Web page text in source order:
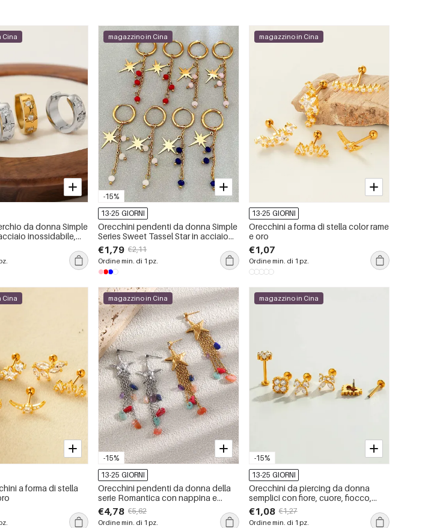
Cina
da donna Simple
inossidabile,
oro, con strass.
-15%
magazzino in Cina
13-25 GIORNI
Orecchini pendenti da donna Simple
Series Sweet Tassel Star in acciaio
inossidabile, impermeabili, colore
oro.
€1,79 €2,11
Ordine min. di 1 pz.
magazzino in Cina
13-25 GIORNI
Orecchini a forma di stella color rame
e oro
€1,07
Ordine min. di 1 pz.
Cina
a forma di stella
-15%
magazzino in Cina
13-25 GIORNI
Orecchini pendenti da donna della
serie Romantica con nappina e
stella marina, in acciaio inossidabile,
impermeabili, color oro.
€4,78 €5,62
Ordine min. di 1 pz.
-15%
magazzino in Cina
13-25 GIORNI
Orecchini da piercing da donna
semplici con fiore, cuore, fiocco,
stella, in acciaio inossidabile color
oro, impermeabili.
€1,08 €1,27
Ordine min. di 1 pz.